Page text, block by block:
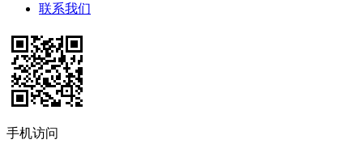
联系我们
手机访问